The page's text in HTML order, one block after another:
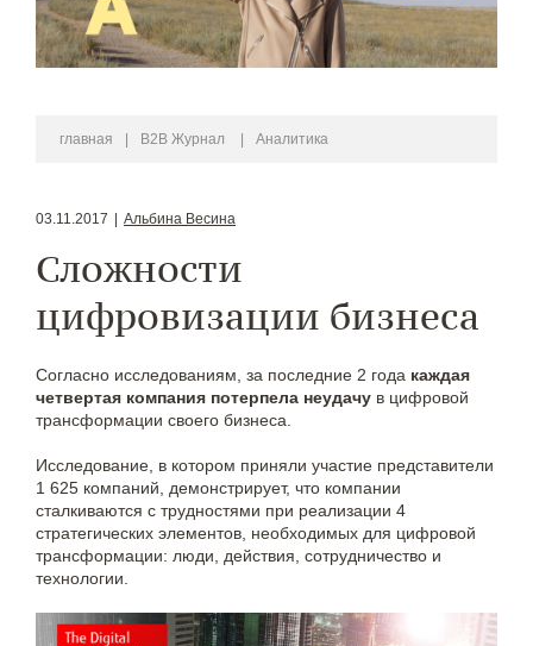
главная B2B Журнал Аналитика
03.11.2017 Альбина Весина
Сложности
цифровизации бизнеса
Согласно исследованиям, за последние 2 года каждая
четвертая компания потерпела неудачу в цифровой
трансформации своего бизнеса.
Исследование, в котором приняли участие представители
1 625 компаний, демонстрирует, что компании
сталкиваются с трудностями при реализации 4
стратегических элементов, необходимых для цифровой
трансформации: люди, действия, сотрудничество и
технологии.